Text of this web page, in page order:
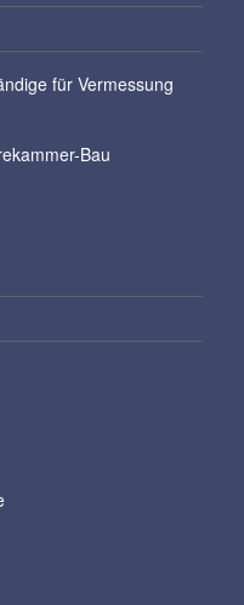
für Vermessung
Bau